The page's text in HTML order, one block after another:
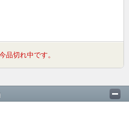
品切れ中です。